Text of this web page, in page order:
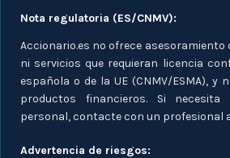
Nota regulatoria (ES/CNMV):
Accionario.es no ofrece asesoramiento
ni servicios que requieran licencia
española o de la UE (CNMV/ESMA), y
productos financieros. Si necesita
personal, contacte con un profesional
Advertencia de riesgos: